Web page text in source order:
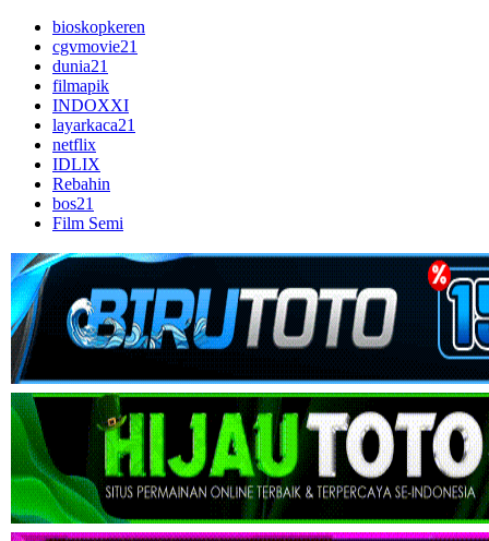
bioskopkeren
cgvmovie21
dunia21
filmapik
INDOXXI
layarkaca21
netflix
IDLIX
Rebahin
bos21
Film Semi